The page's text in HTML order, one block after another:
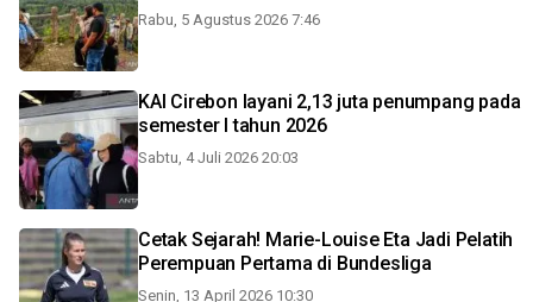
Rabu, 5 Agustus 2026 7:46
KAI Cirebon layani 2,13 juta penumpang pada
semester I tahun 2026
Sabtu, 4 Juli 2026 20:03
Cetak Sejarah! Marie-Louise Eta Jadi Pelatih
Perempuan Pertama di Bundesliga
Senin, 13 April 2026 10:30